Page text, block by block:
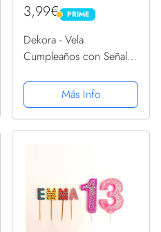
3,99€ PRIME
PRIME
Dekora - Vela
Cumpleaños con Señal
Decoracion de Tartas -
Numero 50
Más Info